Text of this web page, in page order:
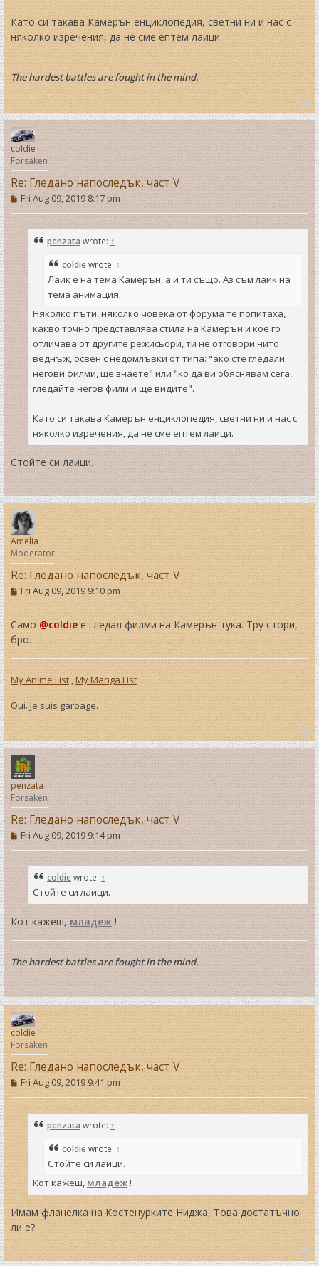
Като си такава Камерън енциклопедия, светни ни и нас с
няколко изречения, да не сме ептем лаици.
The hardest battles are fought in the mind.
T
o
p
coldie
Forsaken
Re: Гледано напоследък, част V
P
o
s
t
Fri Aug 09, 2019 8:17 pm
penzata wrote: ↑
coldiewrote: ↑
Лаик е на тема Камерън, а и ти също. Аз съм лаик на
тема анимация.
Няколко пъти, няколко човека от форума те попитаха,
какво точно представлява стила на Камерън и кое го
отличава от другите режисьори, ти не отговори нито
веднъж, освен с недомлъвки от типа: "ако сте гледали
негови филми, ще знаете" или "ко да ви обяснявам сега,
гледайте негов филм и ще видите".
Като си такава Камерън енциклопедия, светни ни и нас с
няколко изречения, да не сме ептем лаици.
Стойте си лаици.
T
o
p
Amelia
Moderator
Re: Гледано напоследък, част V
P
o
s
t
Fri Aug 09, 2019 9:10 pm
Само@coldieе гледал филми на Камерън тука. Тру стори,
бро.
My Anime List,My Manga List
Oui. Je suis garbage.
T
o
p
penzata
Forsaken
Re: Гледано напоследък, част V
P
o
s
Fri Aug 09, 2019 9:14 pm
coldiewrote: ↑
Стойте си лаици.
Кот кажеш,младеж!
The hardest battles are fought in the mind.
T
o
p
coldie
Forsaken
Re: Гледано напоследък, част V
P
o
s
t
Fri Aug 09, 2019 9:41 pm
penzata wrote: ↑
coldiewrote: ↑
Стойте си лаици.
Кот кажеш, младеж!
Имам фланелка на Костенурките Ниджа, Това достатъчно
ли е?
T